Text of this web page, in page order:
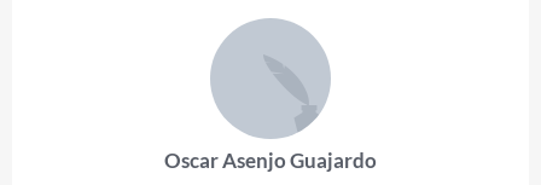
Oscar Asenjo Guajardo